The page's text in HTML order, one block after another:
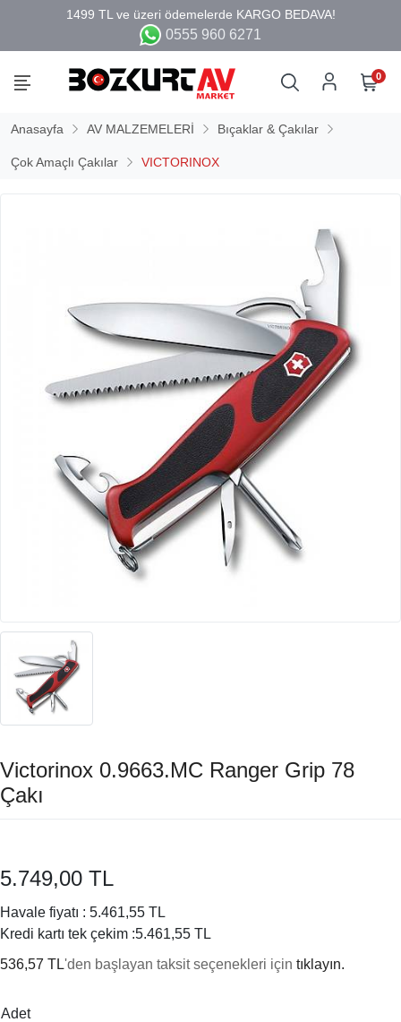
0555 960 6271
0
Anasayfa AV MALZEMELERİ Bıçaklar & Çakılar
Çok Amaçlı Çakılar VICTORINOX
Victorinox 0.9663.MC Ranger Grip 78
Çakı
5.749,00 TL
Havale fiyatı : 5.461,55 TL
Kredi kartı tek çekim :5.461,55 TL
536,57 TL'den başlayan taksit seçenekleri için tıklayın.
Adet